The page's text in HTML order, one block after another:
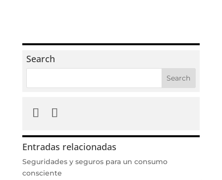
Search
Entradas relacionadas
Seguridades y seguros para un consumo
consciente